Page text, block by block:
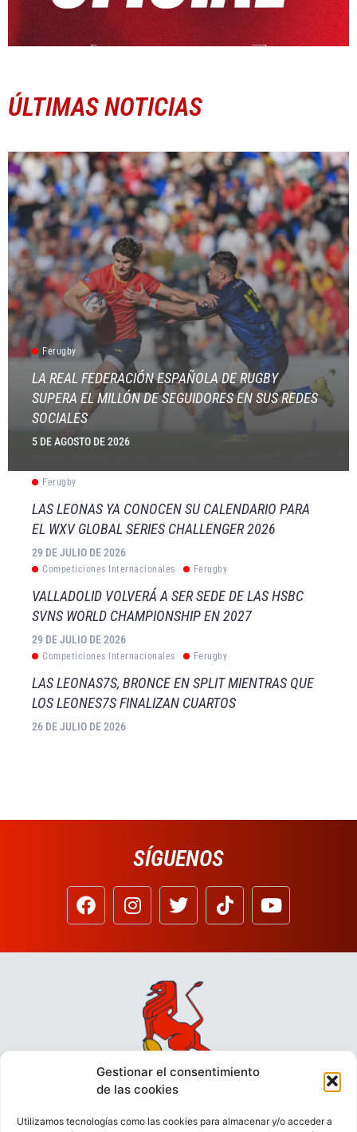
Gestionar el consentimiento
de las cookies
Utilizamos tecnologías como las cookies para almacenar y/o acceder a
ÚLTIMAS NOTICIAS
Ferugby
LA REAL FEDERACIÓN ESPAÑOLA DE RUGBY
SUPERA EL MILLÓN DE SEGUIDORES EN SUS REDES
SOCIALES
5 DE AGOSTO DE 2026
Ferugby
LAS LEONAS YA CONOCEN SU CALENDARIO PARA
EL WXV GLOBAL SERIES CHALLENGER 2026
29 DE JULIO DE 2026
Competiciones Internacionales Ferugby
VALLADOLID VOLVERÁ A SER SEDE DE LAS HSBC
SVNS WORLD CHAMPIONSHIP EN 2027
29 DE JULIO DE 2026
Competiciones Internacionales Ferugby
LAS LEONAS7S, BRONCE EN SPLIT MIENTRAS QUE
LOS LEONES7S FINALIZAN CUARTOS
26 DE JULIO DE 2026
SÍGUENOS